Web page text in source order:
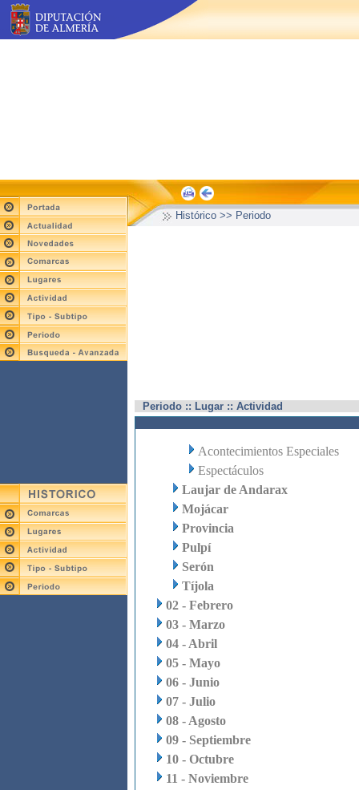
Histórico >> Periodo
Periodo :: Lugar :: Actividad
Acontecimientos Especiales
Espectáculos
Laujar de Andarax
Mojácar
Provincia
Pulpí
Serón
Tíjola
02 - Febrero
03 - Marzo
04 - Abril
05 - Mayo
06 - Junio
07 - Julio
08 - Agosto
09 - Septiembre
10 - Octubre
11 - Noviembre